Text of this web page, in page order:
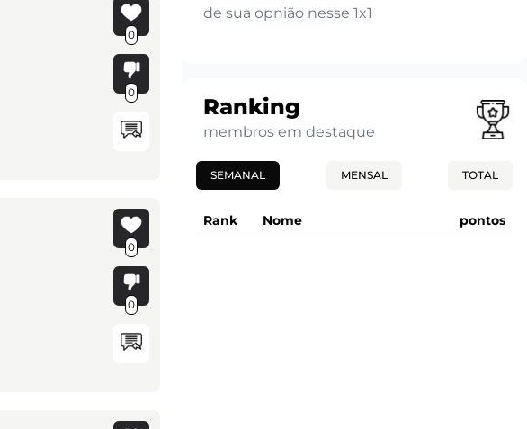
0
0
0
0
de sua opnião nesse 1x1
Ranking
membros em destaque
SEMANAL MENSAL TOTAL
Rank Nome pontos